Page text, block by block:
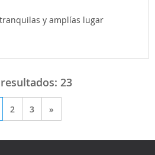
y amplías lugar
23
2 3 »